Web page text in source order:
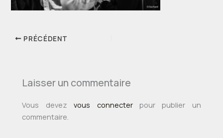
PRÉCÉDENT
Laisser un commentaire
Vous devezvous connecterpour publier un
commentaire.